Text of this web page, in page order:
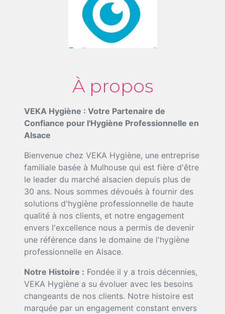
À propos
VEKA Hygiène : Votre Partenaire de
Confiance pour l'Hygiène Professionnelle en
Alsace
Bienvenue chez VEKA Hygiène, une entreprise
familiale basée à Mulhouse qui est fière d'être
le leader du marché alsacien depuis plus de
30 ans. Nous sommes dévoués à fournir des
solutions d'hygiène professionnelle de haute
qualité à nos clients, et notre engagement
envers l'excellence nous a permis de devenir
une référence dans le domaine de l'hygiène
professionnelle en Alsace.
Notre Histoire : Fondée il y a trois décennies,
VEKA Hygiène a su évoluer avec les besoins
changeants de nos clients. Notre histoire est
marquée par un engagement constant envers